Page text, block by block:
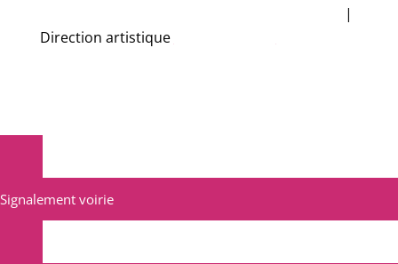
|
Direction artistique
Signalement voirie